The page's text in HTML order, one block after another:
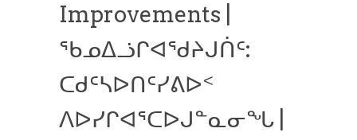
Improvements |
ᖃᓄᐃᓘᒋᐊᖁᔨᒍᑏᑦ:
ᑕᑯᑦᓴᐅᑎᑦᓯᕕᐅᑉ
ᐱᐅᓯᒋᐊᕐᑕᐅᒍᓐᓇᓂᖓ |